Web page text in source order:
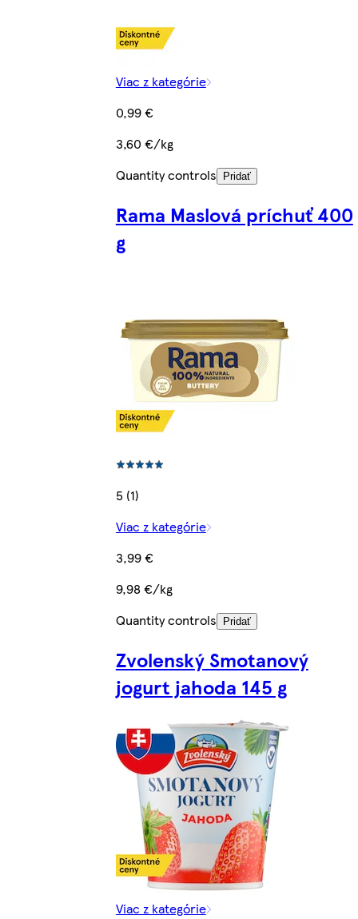
Viac z kategórie
0,99 €
3,60 €/kg
Quantity controls
Pridať
Rama Maslová príchuť 400
g
5 (1)
Viac z kategórie
3,99 €
9,98 €/kg
Quantity controls
Pridať
Zvolenský Smotanový
jogurt jahoda 145 g
Viac z kategórie